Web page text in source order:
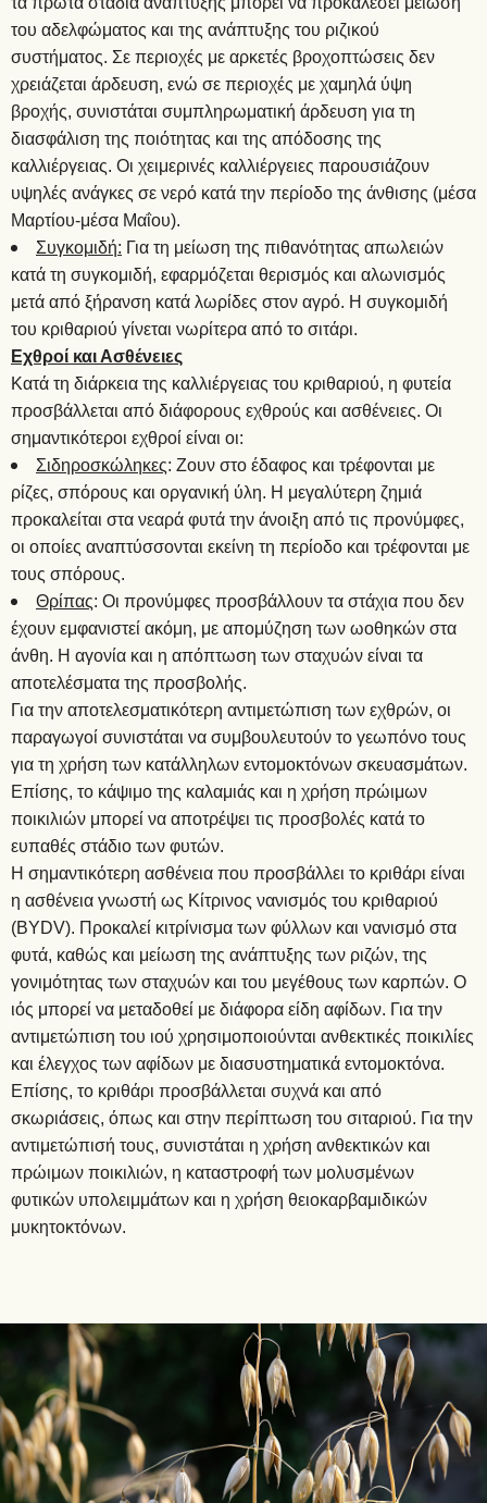
του αδελφώματος και της ανάπτυξης του ριζικού
συστήματος. Σε περιοχές με αρκετές βροχοπτώσεις δεν
χρειάζεται άρδευση, ενώ σε περιοχές με χαμηλά ύψη
βροχής, συνιστάται συμπληρωματική άρδευση για τη
διασφάλιση της ποιότητας και της απόδοσης της
καλλιέργειας. Οι χειμερινές καλλιέργειες παρουσιάζουν
υψηλές ανάγκες σε νερό κατά την περίοδο της άνθισης (μέσα
Μαρτίου-μέσα Μαΐου).
Συγκομιδή: Για τη μείωση της πιθανότητας απωλειών
κατά τη συγκομιδή, εφαρμόζεται θερισμός και αλωνισμός
μετά από ξήρανση κατά λωρίδες στον αγρό. Η συγκομιδή
του κριθαριού γίνεται νωρίτερα από το σιτάρι.
Εχθροί και Ασθένειες
Κατά τη διάρκεια της καλλιέργειας του κριθαριού, η φυτεία
προσβάλλεται από διάφορους εχθρούς και ασθένειες. Οι
σημαντικότεροι εχθροί είναι οι:
Σιδηροσκώληκες: Ζουν στο έδαφος και τρέφονται με
ρίζες, σπόρους και οργανική ύλη. Η μεγαλύτερη ζημιά
προκαλείται στα νεαρά φυτά την άνοιξη από τις προνύμφες,
οι οποίες αναπτύσσονται εκείνη τη περίοδο και τρέφονται με
τους σπόρους.
Θρίπας: Οι προνύμφες προσβάλλουν τα στάχια που δεν
έχουν εμφανιστεί ακόμη, με απομύζηση των ωοθηκών στα
άνθη. Η αγονία και η απόπτωση των σταχυών είναι τα
αποτελέσματα της προσβολής.
Για την αποτελεσματικότερη αντιμετώπιση των εχθρών, οι
παραγωγοί συνιστάται να συμβουλευτούν το γεωπόνο τους
για τη χρήση των κατάλληλων εντομοκτόνων σκευασμάτων.
Επίσης, το κάψιμο της καλαμιάς και η χρήση πρώιμων
ποικιλιών μπορεί να αποτρέψει τις προσβολές κατά το
ευπαθές στάδιο των φυτών.
Η σημαντικότερη ασθένεια που προσβάλλει το κριθάρι είναι
η ασθένεια γνωστή ως Κίτρινος νανισμός του κριθαριού
(BYDV). Προκαλεί κιτρίνισμα των φύλλων και νανισμό στα
φυτά, καθώς και μείωση της ανάπτυξης των ριζών, της
γονιμότητας των σταχυών και του μεγέθους των καρπών. Ο
ιός μπορεί να μεταδοθεί με διάφορα είδη αφίδων. Για την
αντιμετώπιση του ιού χρησιμοποιούνται ανθεκτικές ποικιλίες
και έλεγχος των αφίδων με διασυστηματικά εντομοκτόνα.
Επίσης, το κριθάρι προσβάλλεται συχνά και από
σκωριάσεις, όπως και στην περίπτωση του σιταριού. Για την
αντιμετώπισή τους, συνιστάται η χρήση ανθεκτικών και
πρώιμων ποικιλιών, η καταστροφή των μολυσμένων
φυτικών υπολειμμάτων και η χρήση θειοκαρβαμιδικών
μυκητοκτόνων.